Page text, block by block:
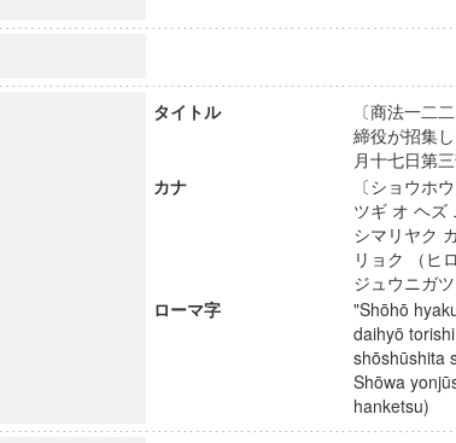
タイトル
〔商法一二
締役が招集
月十七日第
カナ
〔ショウホ
ツギ オ ヘズ
シマリヤク
リョク （ヒ
ジュウニガ
ローマ字
"Shōhō
daihyō
shōshūshita
Shōwa
hanketsu)